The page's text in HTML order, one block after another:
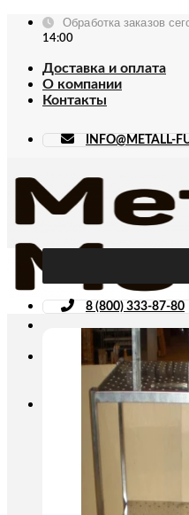
Skip
Обработка заказов
14:00
Доставка и оплата
О компании
Контакты
INFO@METALL-
8 (800) 333-87-80